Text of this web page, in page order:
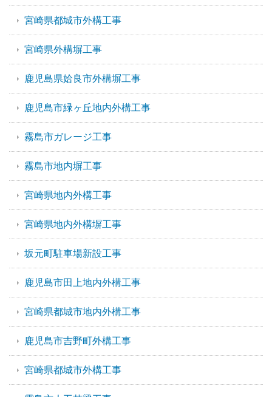
宮崎県都城市外構工事
宮崎県外構塀工事
鹿児島県姶良市外構塀工事
鹿児島市緑ヶ丘地内外構工事
霧島市ガレージ工事
霧島市地内塀工事
宮崎県地内外構工事
宮崎県地内外構塀工事
坂元町駐車場新設工事
鹿児島市田上地内外構工事
宮崎県都城市地内外構工事
鹿児島市吉野町外構工事
宮崎県都城市外構工事